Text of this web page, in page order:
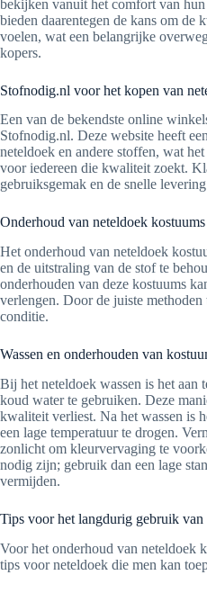
bekijken vanuit het comfort van
bieden daarentegen de kans om de
voelen, wat een belangrijke
kopers.
Stofnodig.nl voor het kopen van
Een van de bekendste online
Stofnodig.nl. Deze website heeft
neteldoek en andere stoffen, wat
voor iedereen die kwaliteit zoekt.
gebruiksgemak en de snelle
Onderhoud van neteldoek kostuums
Het onderhoud van neteldoek
en de uitstraling van de stof te
onderhouden van deze kostuums
verlengen. Door de juiste
conditie.
Wassen en onderhouden van
Bij het neteldoek wassen is het aan
koud water te gebruiken. Deze
kwaliteit verliest. Na het wassen is
een lage temperatuur te drogen.
zonlicht om kleurvervaging te
nodig zijn; gebruik dan een lage
vermijden.
Tips voor het langdurig gebruik van
Voor het onderhoud van neteldoek
tips voor neteldoek die men kan